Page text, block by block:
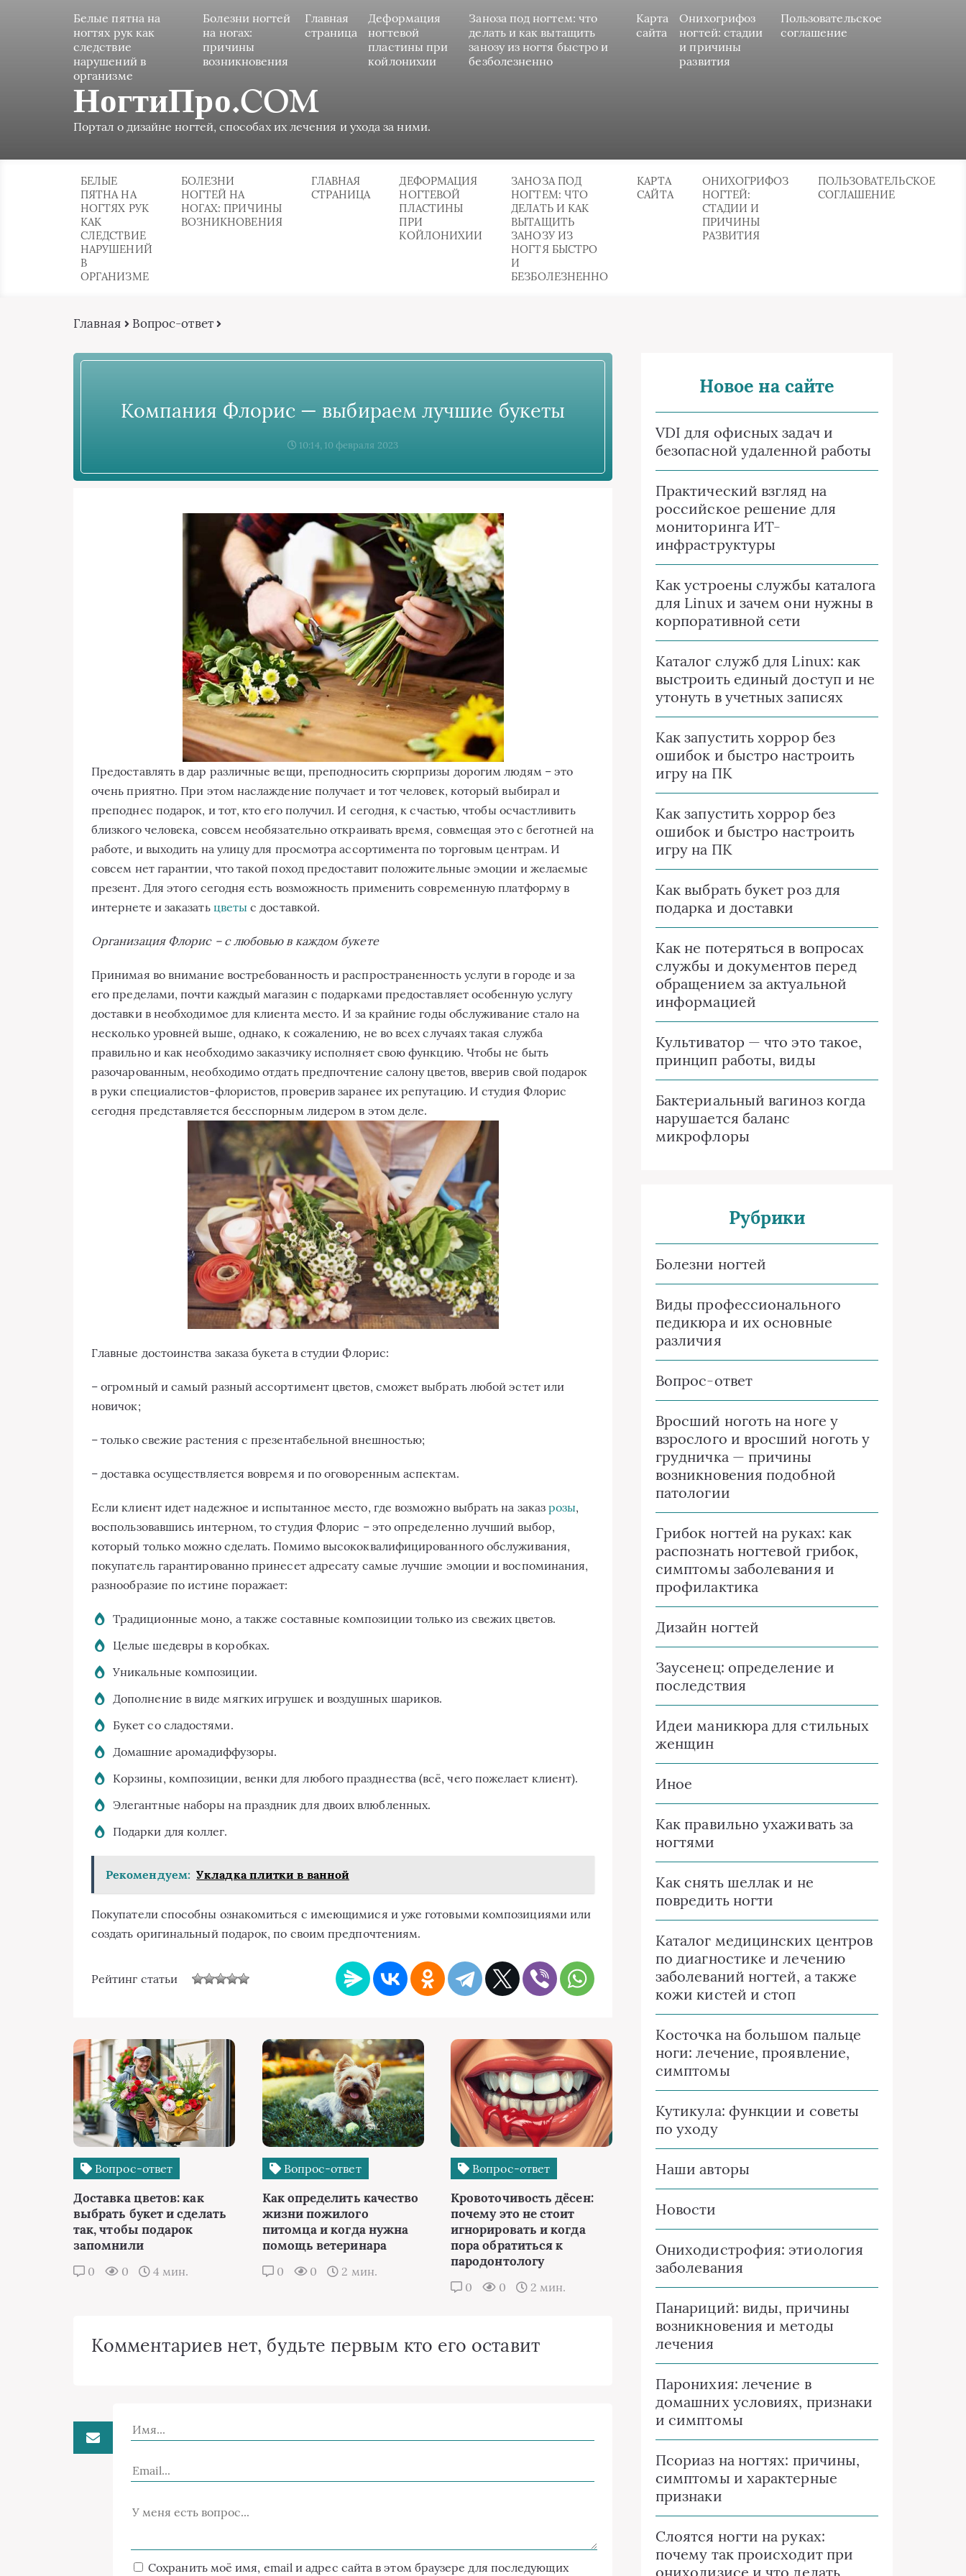
Белые пятна на
ногтях рук как
следствие
нарушений в
организме
Болезни ногтей
на ногах:
причины
возникновения
Главная
страница
Деформация
ногтевой
пластины при
койлонихии
Заноза под ногтем: что
делать и как вытащить
занозу из ногтя быстро и
безболезненно
Карта
сайта
Онихогрифоз
ногтей: стадии
и причины
развития
Пользовательское
соглашение
НогтиПро.COM
Портал о дизайне ногтей, способах их лечения и ухода за ними.
БЕЛЫЕ
ПЯТНА НА
НОГТЯХ РУК
КАК
СЛЕДСТВИЕ
НАРУШЕНИЙ
В
ОРГАНИЗМЕ
БОЛЕЗНИ
НОГТЕЙ НА
НОГАХ: ПРИЧИНЫ
ВОЗНИКНОВЕНИЯ
ГЛАВНАЯ
СТРАНИЦА
ДЕФОРМАЦИЯ
НОГТЕВОЙ
ПЛАСТИНЫ
ПРИ
КОЙЛОНИХИИ
ЗАНОЗА ПОД
НОГТЕМ: ЧТО
ДЕЛАТЬ И КАК
ВЫТАЩИТЬ
ЗАНОЗУ ИЗ
НОГТЯ БЫСТРО
И
БЕЗБОЛЕЗНЕННО
КАРТА
САЙТА
ОНИХОГРИФОЗ
НОГТЕЙ:
СТАДИИ И
ПРИЧИНЫ
РАЗВИТИЯ
ПОЛЬЗОВАТЕЛЬСКОЕ
СОГЛАШЕНИЕ
Главная Вопрос-ответ
Компания Флорис — выбираем лучшие букеты
10:14, 10 февраля 2023
Предоставлять в дар различные вещи, преподносить сюрпризы дорогим людям – это
очень приятно. При этом наслаждение получает и тот человек, который выбирал и
преподнес подарок, и тот, кто его получил. И сегодня, к счастью, чтобы осчастливить
близкого человека, совсем необязательно откраивать время, совмещая это с беготней на
работе, и выходить на улицу для просмотра ассортимента по торговым центрам. И
совсем нет гарантии, что такой поход предоставит положительные эмоции и желаемые
презент. Для этого сегодня есть возможность применить современную платформу в
интернете и заказать цветы с доставкой.
Организация Флорис – с любовью в каждом букете
Принимая во внимание востребованность и распространенность услуги в городе и за
его пределами, почти каждый магазин с подарками предоставляет особенную услугу
доставки в необходимое для клиента место. И за крайние годы обслуживание стало на
несколько уровней выше, однако, к сожалению, не во всех случаях такая служба
правильно и как необходимо заказчику исполняет свою функцию. Чтобы не быть
разочарованным, необходимо отдать предпочтение салону цветов, вверив свой подарок
в руки специалистов-флористов, проверив заранее их репутацию. И студия Флорис
сегодня представляется бесспорным лидером в этом деле.
Главные достоинства заказа букета в студии Флорис:
– огромный и самый разный ассортимент цветов, сможет выбрать любой эстет или
новичок;
– только свежие растения с презентабельной внешностью;
– доставка осуществляется вовремя и по оговоренным аспектам.
Если клиент идет надежное и испытанное место, где возможно выбрать на заказрозы,
воспользовавшись интерном, то студия Флорис – это определенно лучший выбор,
который только можно сделать. Помимо высококвалифицированного обслуживания,
покупатель гарантированно принесет адресату самые лучшие эмоции и воспоминания,
разнообразие по истине поражает:
Традиционные моно, а также составные композиции только из свежих цветов.
Целые шедевры в коробках.
Уникальные композиции.
Дополнение в виде мягких игрушек и воздушных шариков.
Букет со сладостями.
Домашние аромадиффузоры.
Корзины, композиции, венки для любого празднества (всё, чего пожелает клиент).
Элегантные наборы на праздник для двоих влюбленных.
Подарки для коллег.
Рекомендуем: Укладка плитки в ванной
Покупатели способны ознакомиться с имеющимися и уже готовыми композициями или
создать оригинальный подарок, по своим предпочтениям.
Рейтинг статьи
Вопрос-ответ
Доставка цветов: как
выбрать букет и сделать
так, чтобы подарок
запомнили
0 0 4 мин.
Вопрос-ответ
Как определить качество
жизни пожилого
питомца и когда нужна
помощь ветеринара
0 0 2 мин.
Вопрос-ответ
Кровоточивость дёсен:
почему это не стоит
игнорировать и когда
пора обратиться к
пародонтологу
0 0 2 мин.
Комментариев нет, будьте первым кто его оставит
Сохранить моё имя, email и адрес сайта в этом браузере для последующих
Новое на сайте
VDI для офисных задач и
безопасной удаленной работы
Практический взгляд на
российское решение для
мониторинга ИТ-
инфраструктуры
Как устроены службы каталога
для Linux и зачем они нужны в
корпоративной сети
Каталог служб для Linux: как
выстроить единый доступ и не
утонуть в учетных записях
Как запустить хоррор без
ошибок и быстро настроить
игру на ПК
Как запустить хоррор без
ошибок и быстро настроить
игру на ПК
Как выбрать букет роз для
подарка и доставки
Как не потеряться в вопросах
службы и документов перед
обращением за актуальной
информацией
Культиватор — что это такое,
принцип работы, виды
Бактериальный вагиноз когда
нарушается баланс
микрофлоры
Рубрики
Болезни ногтей
Виды профессионального
педикюра и их основные
различия
Вопрос-ответ
Вросший ноготь на ноге у
взрослого и вросший ноготь у
грудничка — причины
возникновения подобной
патологии
Грибок ногтей на руках: как
распознать ногтевой грибок,
симптомы заболевания и
профилактика
Дизайн ногтей
Заусенец: определение и
последствия
Идеи маникюра для стильных
женщин
Иное
Как правильно ухаживать за
ногтями
Как снять шеллак и не
повредить ногти
Каталог медицинских центров
по диагностике и лечению
заболеваний ногтей, а также
кожи кистей и стоп
Косточка на большом пальце
ноги: лечение, проявление,
симптомы
Кутикула: функции и советы
по уходу
Наши авторы
Новости
Ониходистрофия: этиология
заболевания
Панариций: виды, причины
возникновения и методы
лечения
Паронихия: лечение в
домашних условиях, признаки
и симптомы
Псориаз на ногтях: причины,
симптомы и характерные
признаки
Слоятся ногти на руках:
почему так происходит при
онихолизисе и что делать